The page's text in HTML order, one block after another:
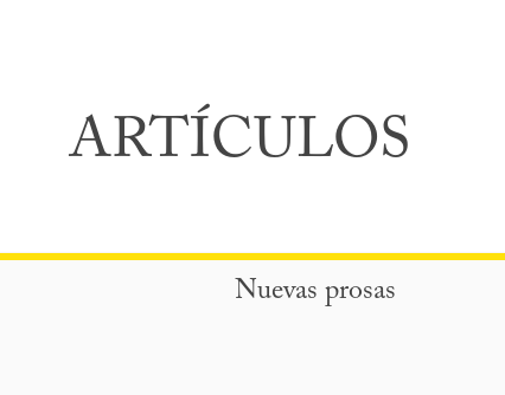
ARTÍCULOS
Nuevas prosas